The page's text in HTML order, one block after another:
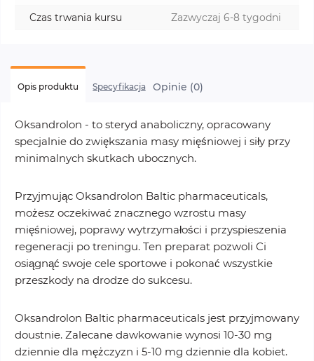
Czas trwania kursu
Zazwyczaj 6-8 tygodni
Opis produktu Specyfikacja Opinie (0)
Oksandrolon - to steryd anaboliczny, opracowany
specjalnie do zwiększania masy mięśniowej i siły przy
minimalnych skutkach ubocznych.
Przyjmując Oksandrolon Baltic pharmaceuticals,
możesz oczekiwać znacznego wzrostu masy
mięśniowej, poprawy wytrzymałości i przyspieszenia
regeneracji po treningu. Ten preparat pozwoli Ci
osiągnąć swoje cele sportowe i pokonać wszystkie
przeszkody na drodze do sukcesu.
Oksandrolon Baltic pharmaceuticals jest przyjmowany
doustnie. Zalecane dawkowanie wynosi 10-30 mg
dziennie dla mężczyzn i 5-10 mg dziennie dla kobiet.